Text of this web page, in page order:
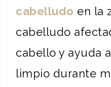
cabelludo en la
cabelludo
cabello y ayuda
limpio durante